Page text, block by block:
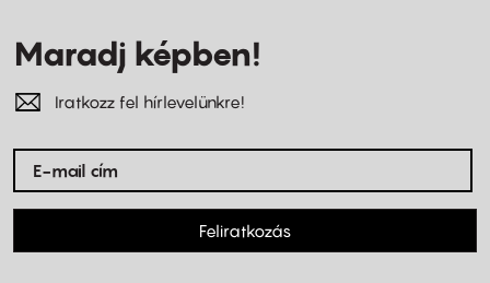
Maradj képben!
Iratkozz fel hírlevelünkre!
Feliratkozás